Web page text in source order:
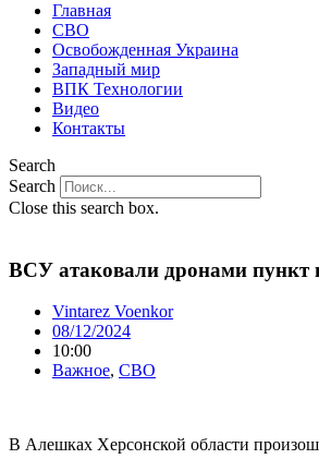
Главная
СВО
Освобожденная Украина
Западный мир
ВПК Технологии
Видео
Контакты
Search
Search
Close this search box.
ВСУ атаковали дронами
Vintarez Voenkor
08/12/2024
10:00
Важное, СВО
В Алешках Херсонской области